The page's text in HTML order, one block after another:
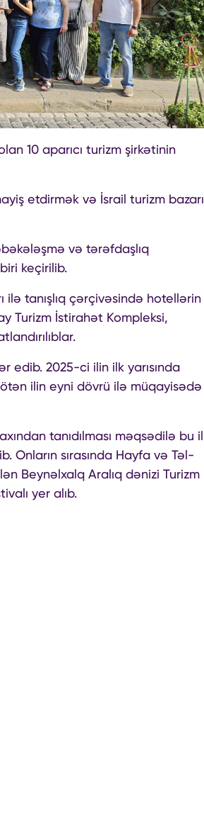
10 aparıcı turizm şirkətinin
etdirmək və İsrail turizm bazarı
və tərəfdaşlıq
keçirilib.
ilə tanışlıq çərçivəsində hotellərin
Turizm İstirahət Kompleksi,
edib. 2025-ci ilin ilk yarısında
ilin eyni dövrü ilə müqayisədə
tanıdılması məqsədilə bu il
Onların sırasında Hayfa və Təl-
Beynəlxalq Aralıq dənizi Turizm
yer alıb.